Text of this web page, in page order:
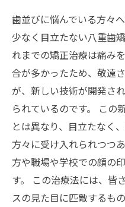
歯並びに悩んでいる方々
少なく目立たない八重歯
れまでの矯正治療は痛み
合が多かったため、敬遠
が、新しい技術が開発さ
られているのです。 この
とは異なり、目立たなく
方々に受け入れられつつ
方や職場や学校での顔の
す。 この治療法には、皆
スの見た目に匹敵するも